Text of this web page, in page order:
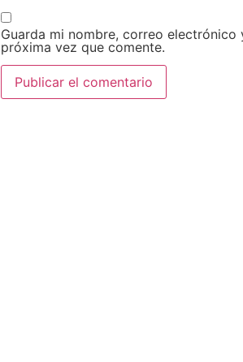
Guarda mi nombre, correo
próxima vez que comente.